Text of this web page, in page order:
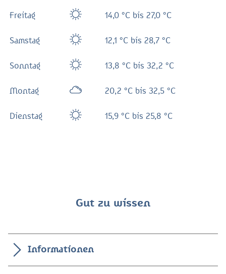
Freitag 14,0 °C bis 27,0 °C
Samstag 12,1 °C bis 28,7 °C
Sonntag 13,8 °C bis 32,2 °C
Montag 20,2 °C bis 32,5 °C
Dienstag 15,9 °C bis 25,8 °C
Gut zu wissen
Informationen